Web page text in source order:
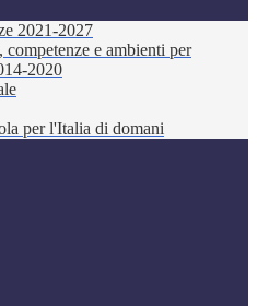
2021-2027
e ambienti per
2020
per l'Italia di domani